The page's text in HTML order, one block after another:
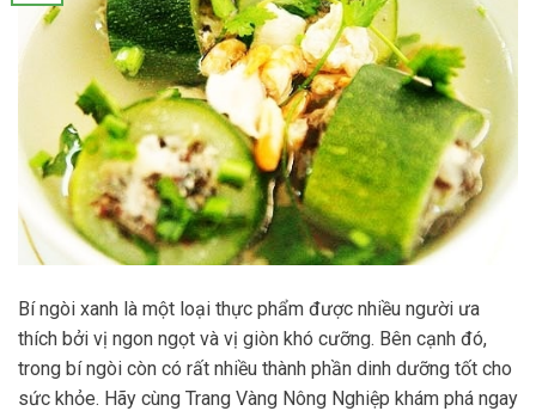
Bí ngòi xanh là một loại thực phẩm được nhiều người ưa
thích bởi vị ngon ngọt và vị giòn khó cưỡng. Bên cạnh đó,
trong bí ngòi còn có rất nhiều thành phần dinh dưỡng tốt cho
sức khỏe. Hãy cùng Trang Vàng Nông Nghiệp khám phá ngay